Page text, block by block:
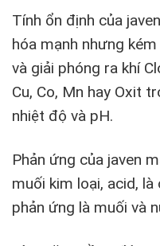
Tính ổn định của
hóa mạnh nhưng
và giải phóng ra khí
Cu, Co, Mn hay Oxit
nhiệt độ và pH.
Phản ứng của javen
muối kim loại, acid,
phản ứng là muối và